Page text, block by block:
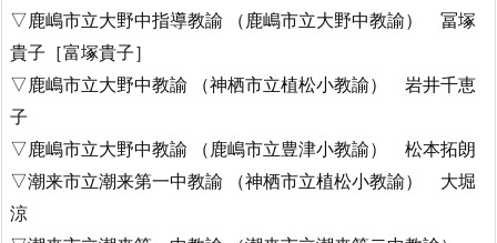
▽鹿嶋市立大野中指導教諭 （鹿嶋市立大野中教諭） 冨塚
貴子［富塚貴子］
▽鹿嶋市立大野中教諭 （神栖市立植松小教諭） 岩井千恵
子
▽鹿嶋市立大野中教諭 （鹿嶋市立豊津小教諭） 松本拓朗
▽潮来市立潮来第一中教諭 （神栖市立植松小教諭） 大堀
涼